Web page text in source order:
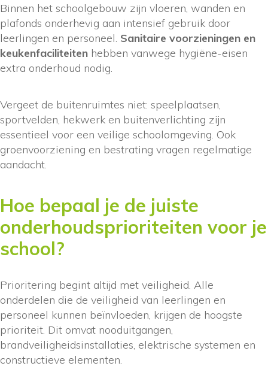
Binnen het schoolgebouw zijn vloeren, wanden en
plafonds onderhevig aan intensief gebruik door
leerlingen en personeel. Sanitaire voorzieningen en
keukenfaciliteiten hebben vanwege hygiëne-eisen
extra onderhoud nodig.
Vergeet de buitenruimtes niet: speelplaatsen,
sportvelden, hekwerk en buitenverlichting zijn
essentieel voor een veilige schoolomgeving. Ook
groenvoorziening en bestrating vragen regelmatige
aandacht.
Hoe bepaal je de juiste
onderhoudsprioriteiten voor je
school?
Prioritering begint altijd met veiligheid. Alle
onderdelen die de veiligheid van leerlingen en
personeel kunnen beïnvloeden, krijgen de hoogste
prioriteit. Dit omvat nooduitgangen,
brandveiligheidsinstallaties, elektrische systemen en
constructieve elementen.